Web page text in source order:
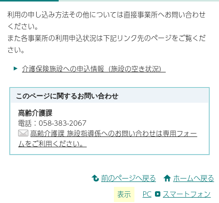
利用の申し込み方法その他については直接事業所へお問い合わせ
ください。
また各事業所の利用申込状況は下記リンク先のページをご覧くだ
さい。
介護保険施設への申込情報（施設の空き状況）
このページに関するお問い合わせ
高齢介護課
電話：058-383-2067
高齢介護課 施設指導係へのお問い合わせは専用フォー
ムをご利用ください。
前のページへ戻る ホームへ戻る
表示 PC スマートフォン